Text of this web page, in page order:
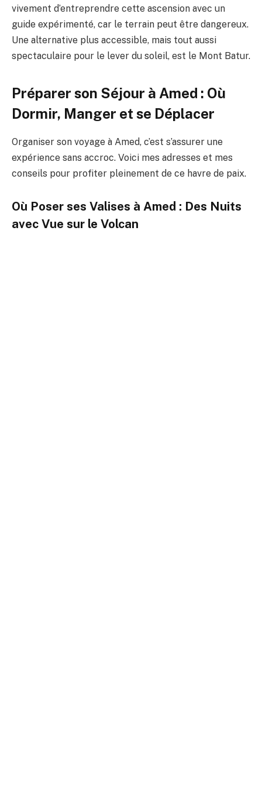
vivement d’entreprendre cette ascension avec un
guide expérimenté, car le terrain peut être dangereux.
Une alternative plus accessible, mais tout aussi
spectaculaire pour le lever du soleil, est le Mont Batur.
Préparer son Séjour à Amed : Où
Dormir, Manger et se Déplacer
Organiser son voyage à Amed, c’est s’assurer une
expérience sans accroc. Voici mes adresses et mes
conseils pour profiter pleinement de ce havre de paix.
Où Poser ses Valises à Amed : Des Nuits
avec Vue sur le Volcan